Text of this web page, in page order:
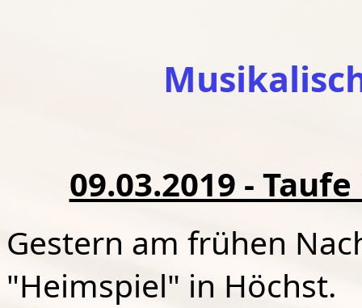
09.03.2019 -
Gestern am frühen
"Heimspiel" in Höchst.